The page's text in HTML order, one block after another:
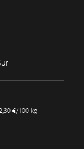
€/100 kg